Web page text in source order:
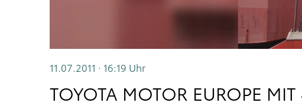
11.07.2011 · 16:19 Uhr
TOYOTA MOTOR EUROPE